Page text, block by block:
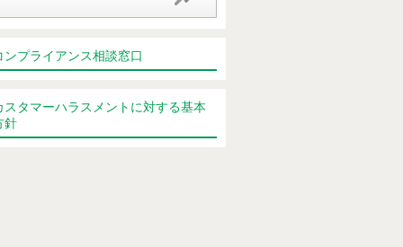
ンプライアンス相談窓口
スタマーハラスメントに対する基本
針